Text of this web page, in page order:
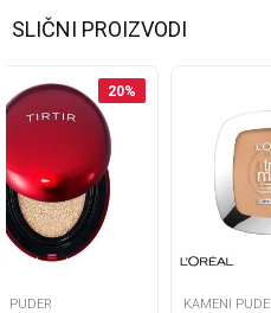
SLIČNI PROIZVODI
20%
PUDER KAMENI